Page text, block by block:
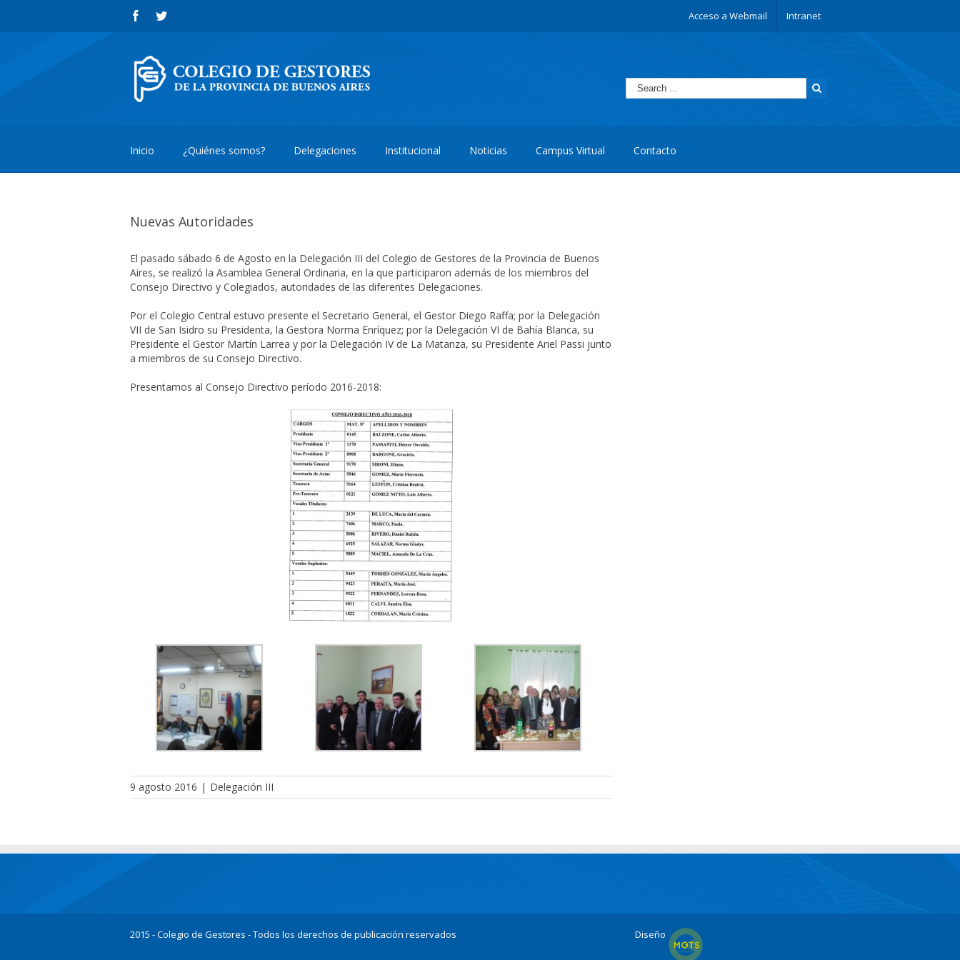
Acceso a Webmail Intranet
Inicio ¿Quiénes somos? Delegaciones Institucional Noticias Campus Virtual Contacto
Nuevas Autoridades
El pasado sábado 6 de Agosto en la Delegación III del Colegio de Gestores de la Provincia de Buenos
Aires, se realizó la Asamblea General Ordinaria, en la que participaron además de los miembros del
Consejo Directivo y Colegiados, autoridades de las diferentes Delegaciones.
Por el Colegio Central estuvo presente el Secretario General, el Gestor Diego Raffa; por la Delegación
VII de San Isidro su Presidenta, la Gestora Norma Enríquez; por la Delegación VI de Bahía Blanca, su
Presidente el Gestor Martín Larrea y por la Delegación IV de La Matanza, su Presidente Ariel Passi junto
a miembros de su Consejo Directivo.
Presentamos al Consejo Directivo período 2016-2018:
9 agosto 2016 | Delegación III
2015 - Colegio de Gestores - Todos los derechos de publicación reservados Diseño